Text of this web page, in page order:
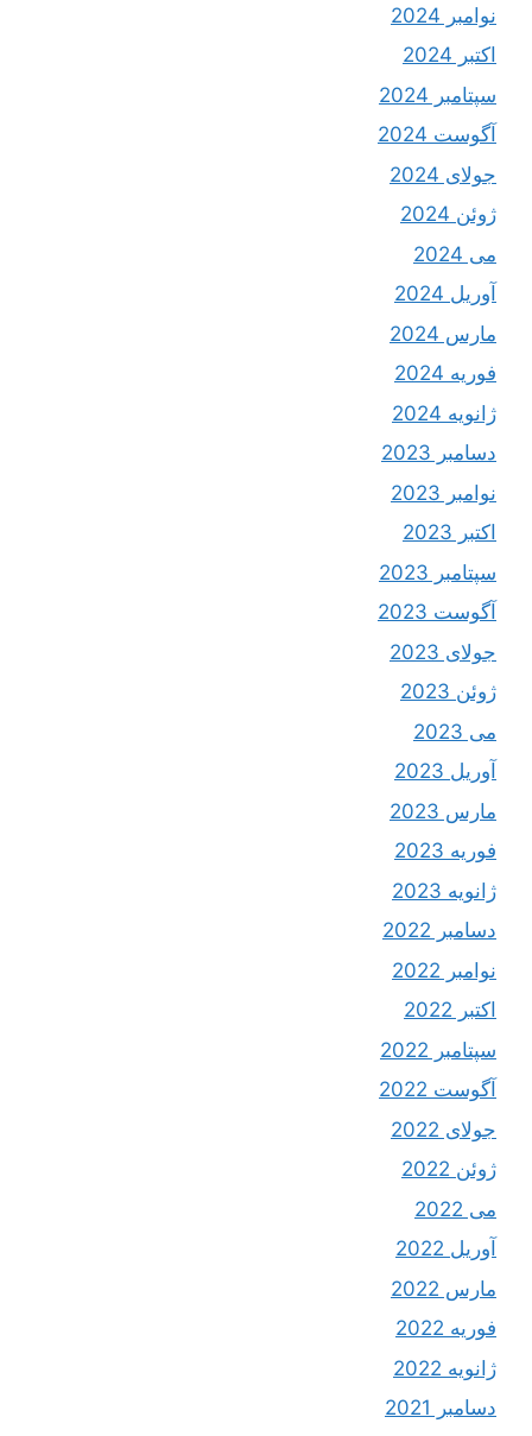
نوامبر 2024
اکتبر 2024
سپتامبر 2024
آگوست 2024
جولای 2024
ژوئن 2024
می 2024
آوریل 2024
مارس 2024
فوریه 2024
ژانویه 2024
دسامبر 2023
نوامبر 2023
اکتبر 2023
سپتامبر 2023
آگوست 2023
جولای 2023
ژوئن 2023
می 2023
آوریل 2023
مارس 2023
فوریه 2023
ژانویه 2023
دسامبر 2022
نوامبر 2022
اکتبر 2022
سپتامبر 2022
آگوست 2022
جولای 2022
ژوئن 2022
می 2022
آوریل 2022
مارس 2022
فوریه 2022
ژانویه 2022
دسامبر 2021